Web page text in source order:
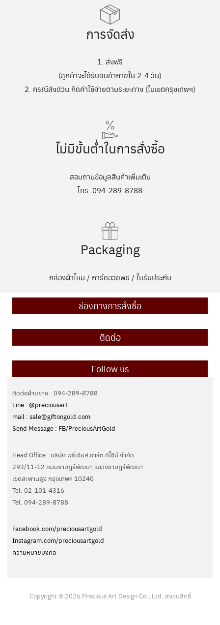
การจัดส่ง
1. ส่งฟรี
(ลูกค้าจะได้รับสินค้าภายใน 2-4 วัน)
2. กรณีส่งด่วน คิดค่าใช้จ่ายตามระยะทาง (ในเขตกรุงเทพฯ)
ไม่มีขั้นต่ำในการสั่งซื้อ
สอบถามข้อมูลสินค้าเพิ่มเติม
โทร. 094-289-8788
Packaging
กล่องผ้าไหม / การ์ดอวยพร / ใบรับประกัน
ช่องทางการสั่งซื้อ
ติดต่อ
Follow us
ติดต่อฝ่ายขาย : 094-289-8788
Line : @preciousart
mail : sale@giftongold.com
Send Message : FB/PreciousArtGold
Head Office : บริษัท พรีเชียส อาร์ต ดีไซน์ จำกัด
293/11-12 ถนนราษฎร์พัฒนา แขวงราษฎร์พัฒนา
เขตสะพานสูง กรุงเทพฯ 10240
Tel. 02-101-4316
Tel. ‭094-289-8788‬
Facebook.com/preciousartgold
Instagram.com/preciousartgold
ความหมายมงคล
Copyright © 2026 Precious Art Design Co., Ltd. สงวนสิทธิ์